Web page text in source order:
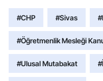
#CHP #Sivas
#Öğretmenlik Mesleği
#Ulusal Mutabakat